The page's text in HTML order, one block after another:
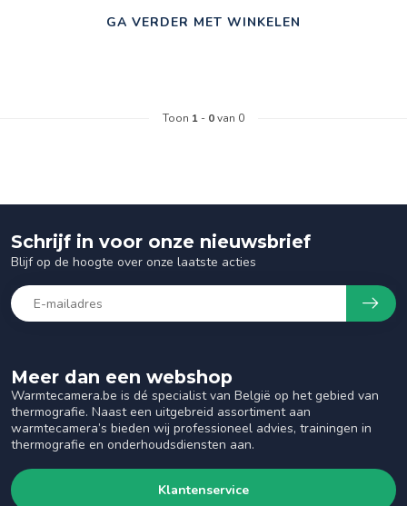
GA VERDER MET WINKELEN
Toon 1 - 0van 0
Meer dan een webshop
Warmtecamera.be is dé specialist van België op het gebied van
thermografie. Naast een uitgebreid assortiment aan
warmtecamera’s bieden wij professioneel advies, trainingen in
thermografie en onderhoudsdiensten aan.
Klantenservice
Schrijf in voor onze nieuwsbrief
Blijf op de hoogte over onze laatste acties